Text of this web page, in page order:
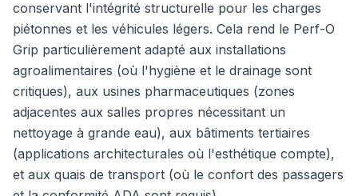
conservant l'intégrité structurelle pour les charges
piétonnes et les véhicules légers. Cela rend le Perf-O
Grip particulièrement adapté aux installations
agroalimentaires (où l'hygiène et le drainage sont
critiques), aux usines pharmaceutiques (zones
adjacentes aux salles propres nécessitant un
nettoyage à grande eau), aux bâtiments tertiaires
(applications architecturales où l'esthétique compte),
et aux quais de transport (où le confort des passagers